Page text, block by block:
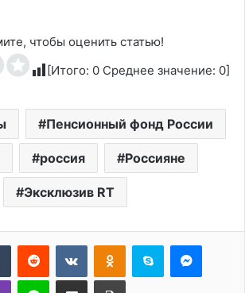
чтобы оценить статью!
[Итого: 0 Среднее значение: 0]
Пенсионный фонд России
россия Россияне
Эксклюзив RT
Tumblr Reddit ВконтактеОдноклассники
Skype
Viber Line Поделиться через электронную почту Печатать